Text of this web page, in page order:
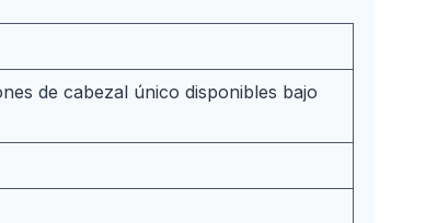
de cabezal único disponibles bajo